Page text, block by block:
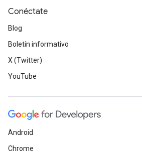
Conéctate
Blog
Boletín informativo
X (Twitter)
YouTube
Android
Chrome